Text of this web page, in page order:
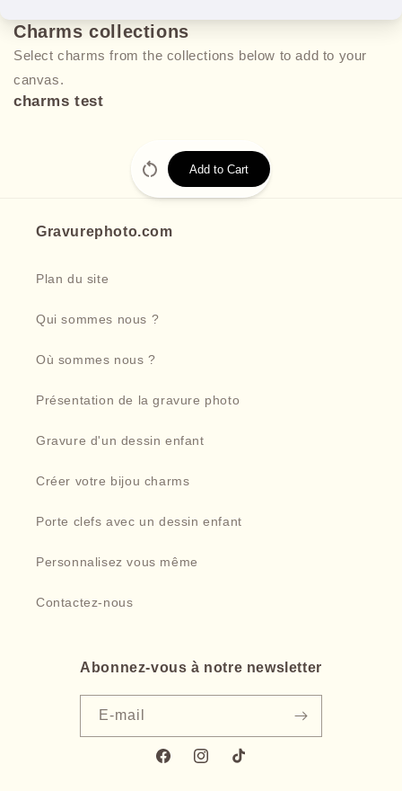
Charms collections
Select charms from the collections below to add to your
canvas.
charms test
Add to Cart
Gravurephoto.com
Plan du site
Qui sommes nous ?
Où sommes nous ?
Présentation de la gravure photo
Gravure d'un dessin enfant
Créer votre bijou charms
Porte clefs avec un dessin enfant
Personnalisez vous même
Contactez-nous
Abonnez-vous à notre newsletter
E-mail
FacebookInstagramTikTok